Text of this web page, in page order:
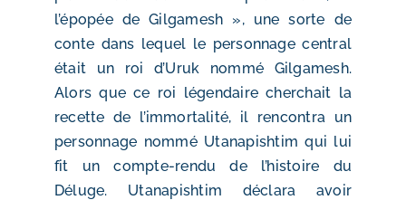
l’épopée de Gilgamesh », une sorte de
conte dans lequel le personnage central
était un roi d’Uruk nommé Gilgamesh.
Alors que ce roi légendaire cherchait la
recette de l’immortalité, il rencontra un
personnage nommé Utanapishtim qui lui
fit un compte-rendu de l’histoire du
Déluge. Utanapishtim déclara avoir